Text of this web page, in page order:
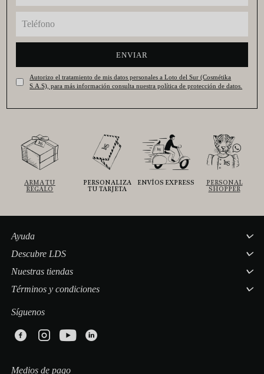
ENVIAR
Autorizo el tratamiento de mis datos personales a Loto del Sur (Cosmétika
S.A.S), para más información consulta nuestra política de protección de datos.
ARMA TU
REGALO
PERSONALIZA
TU TARJETA
ENVÍOS EXPRESS
PERSONAL
SHOPPER
Ayuda
Descubre LDS
Nuestras tiendas
Términos y condiciones
Síguenos
Medios de pago